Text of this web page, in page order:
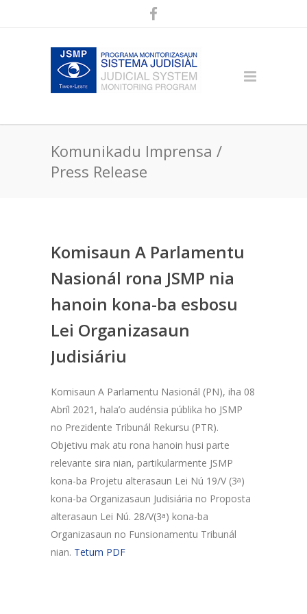
Komunikadu Imprensa /
Press Release
Komisaun A Parlamentu
Nasionál rona JSMP nia
hanoin kona-ba esbosu
Lei Organizasaun
Judisiáriu
Komisaun A Parlamentu Nasionál (PN), iha 08
Abríl 2021, hala’o audénsia públika ho JSMP
no Prezidente Tribunál Rekursu (PTR).
Objetivu mak atu rona hanoin husi parte
relevante sira nian, partikularmente JSMP
kona-ba Projetu alterasaun Lei Nú 19/V (3a)
kona-ba Organizasaun Judisiária no Proposta
alterasaun Lei Nú. 28/V(3a) kona-ba
Organizasaun no Funsionamentu Tribunál
nian. Tetum PDF